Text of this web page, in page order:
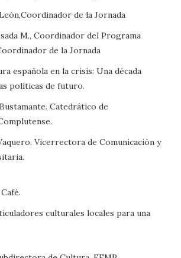
de la Jornada
M., Coordinador del Programa
de la Jornada
española en la crisis: Una década
políticas de futuro.
Catedrático de
Vicerrectora de Comunicación y
culturales locales para una